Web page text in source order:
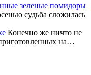
зеленые помидоры
судьба сложилась
Конечно же ничто не
на…